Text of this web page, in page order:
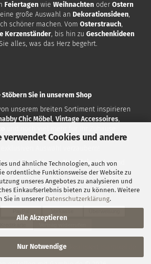
verwendet Cookies und andere
und ähnliche Technologien, auch von
ordentliche Funktionsweise der Website zu
unseres Angebotes zu analysieren und
Einkaufserlebnis bieten zu können. Weitere
Sie in unserer Datenschutzerklärung.
Alle Akzeptieren
Nur Notwendige
Feiertagen wie Weihnachten oder Ostern
große Auswahl an Dekorationsideen,
schöner machen. Vom Osterstrauch,
Kerzenständer, bis hin zu Geschenkideen
alles, was das Herz begehrt.
Stöbern Sie in unserem Shop
unserem breiten Sortiment inspirieren
Chic Möbel, Vintage Accessoires,
aufwww.vintagehome.de und lassen Sie
Auswahl verzaubern!
Ziel für exklusiveNostalgie-Deko und
!
Zahlarten:
Konzeption & Realisiert